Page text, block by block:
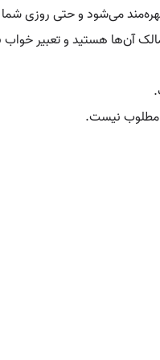
می‌شود و حتی روزی شما
آن‌ها هستید و تعبیر
مطلوب نیست.